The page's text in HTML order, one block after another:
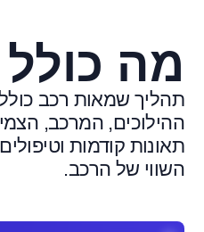
מה
תהליך שמאות רכב
ההילוכים, המרכב,
תאונות קודמות
השווי של הרכב.